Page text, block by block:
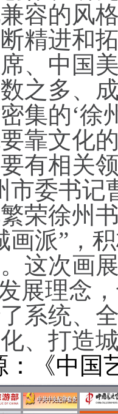
容的风
精进和
、中国
之多、
集的‘徐
靠文化
有相关
市委书记
荣徐州
画派”，
这次画
展理念
系统、
、打造
：《中国